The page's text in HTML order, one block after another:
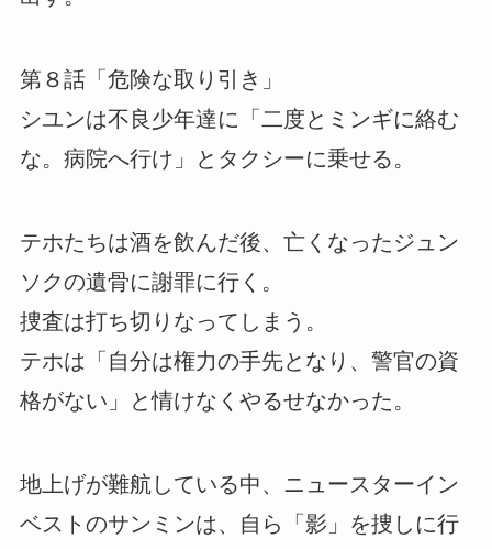
第８話「危険な取り引き」
シユンは不良少年達に「二度とミンギに絡む
な。病院へ行け」とタクシーに乗せる。
テホたちは酒を飲んだ後、亡くなったジュン
ソクの遺骨に謝罪に行く。
捜査は打ち切りなってしまう。
テホは「自分は権力の手先となり、警官の資
格がない」と情けなくやるせなかった。
地上げが難航している中、ニュースターイン
ベストのサンミンは、自ら「影」を捜しに行